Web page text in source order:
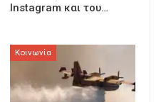
Instagram και του…
Κοινωνία